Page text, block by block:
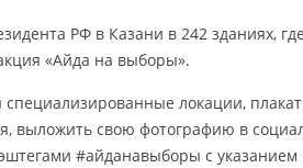
РФ в Казани в 242 зданиях,
«Айда на выборы».
специализированные локации,
выложить свою фотографию в
#айданавыборы с указанием